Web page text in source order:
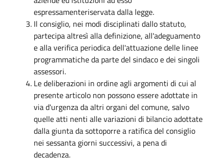
espressamenteriservata dalla legge.
Il consiglio, nei modi disciplinati dallo statuto,
partecipa altresì alla definizione, all'adeguamento
e alla verifica periodica dell'attuazione delle linee
programmatiche da parte del sindaco e dei singoli
assessori.
Le deliberazioni in ordine agli argomenti di cui al
presente articolo non possono essere adottate in
via d'urgenza da altri organi del comune, salvo
quelle atti nenti alle variazioni di bilancio adottate
dalla giunta da sottoporre a ratifica del consiglio
nei sessanta giorni successivi, a pena di
decadenza.